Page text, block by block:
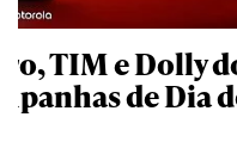
TIM e Dolly
de Dia